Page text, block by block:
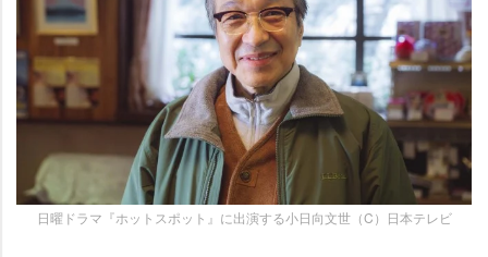
日曜ドラマ『ホットスポット』に出演する小日向文世（C）日本テレビ